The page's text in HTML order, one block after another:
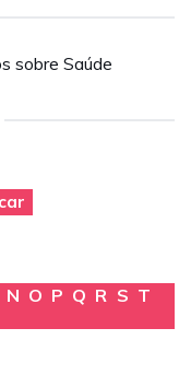
sobre Saúde
N O P Q R S T